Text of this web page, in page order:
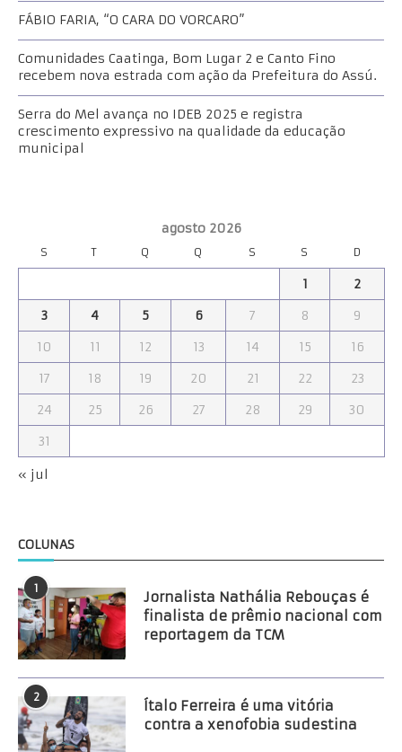
FÁBIO FARIA, “O CARA DO VORCARO”
Comunidades Caatinga, Bom Lugar 2 e Canto Fino
recebem nova estrada com ação da Prefeitura do Assú.
Serra do Mel avança no IDEB 2025 e registra
crescimento expressivo na qualidade da educação
municipal
agosto 2026
S T Q Q S S D
1
2
3
4 5 6 7 8
9
10
11 12 13 14 15
16
17
18 19 20 21 22
23
24
25 26 27 28 29
30
31
« jul
COLUNAS
1
Jornalista Nathália Rebouças é
finalista de prêmio nacional com
reportagem da TCM
2
Ítalo Ferreira é uma vitória
contra a xenofobia sudestina